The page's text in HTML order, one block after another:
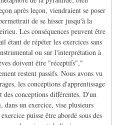
après leçon, viendraient se poser
de se hisser jusqu'à la
Les conséquences peuvent être
étant de répéter les exercices sans
ou sur l'interprétation à
doivent être "réceptifs","
restent passifs. Nous avons vu
les conceptions d'apprentissage
des conceptions différentes. D'un
dans un exercice, vise plusieurs
puisse être abordé sous des